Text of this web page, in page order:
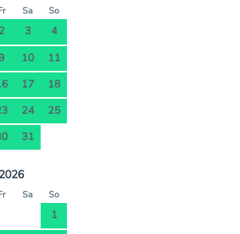
Sa So
2 3
4
10
11
17
18
24
25
31
Sa So
1